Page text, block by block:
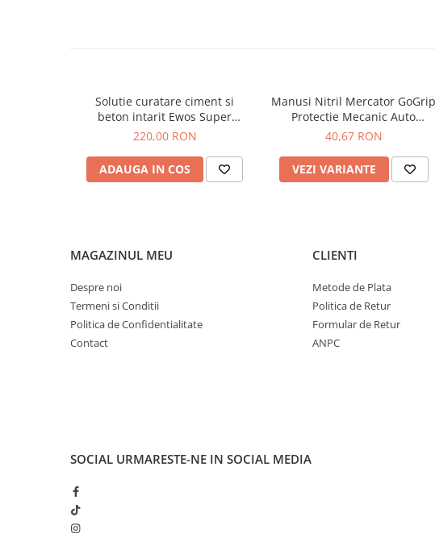
Solutie curatare ciment si
beton intarit Ewos Super
Cement X 22 kg – Profesional,
220,00 RON
ADAUGA IN COS
Manusi Nitril Mercator GoGrip
Protectie Mecanic Auto
Portocali 50buc
40,67 RON
VEZI VARIANTE
MAGAZINUL MEU
Despre noi
Termeni si Conditii
Politica de Confidentialitate
Contact
CLIENTI
Metode de Plata
Politica de Retur
Formular de Retur
ANPC
SOCIAL URMARESTE-NE IN SOCIAL MEDIA